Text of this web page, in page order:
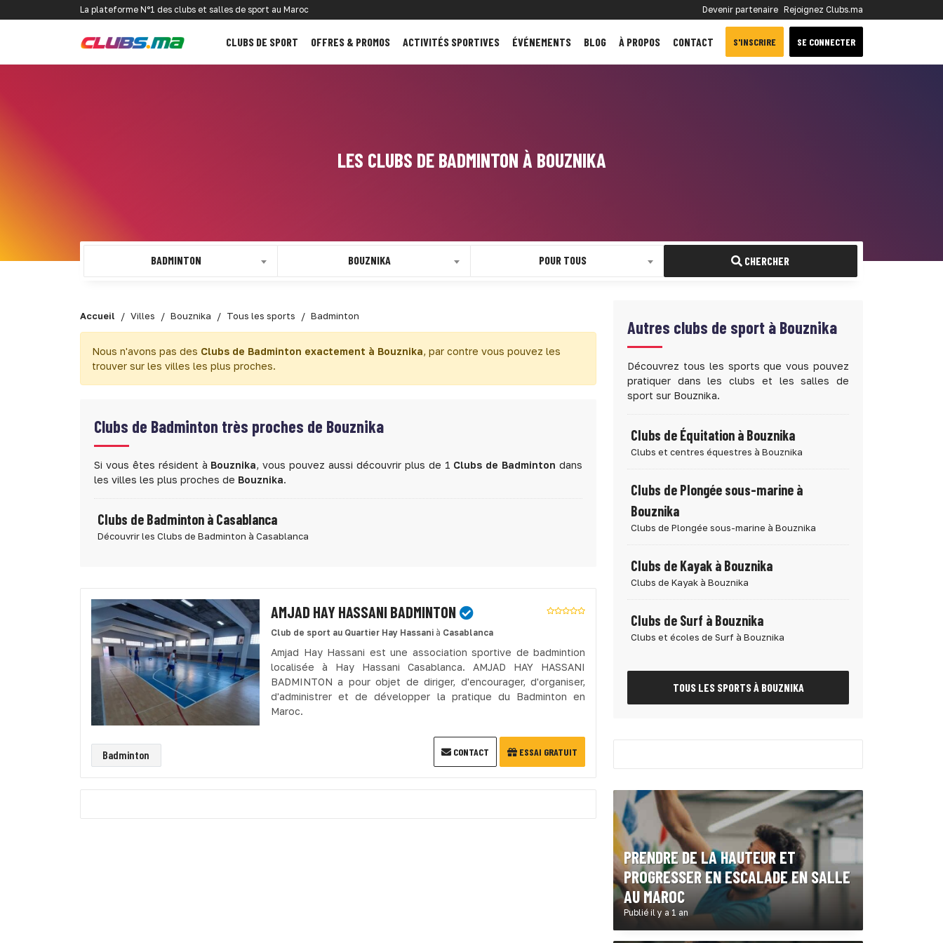
La plateforme N°1 des clubs et salles de sport au Maroc Devenir partenaire Rejoignez Clubs.ma
CLUBS DE SPORT OFFRES & PROMOS ACTIVITÉS SPORTIVES ÉVÉNEMENTS BLOG À PROPOS CONTACT S'INSCRIRE SE CONNECTER
LES CLUBS DE BADMINTON À BOUZNIKA
BADMINTON BOUZNIKA POUR TOUS CHERCHER
Accueil Villes Bouznika Tous les sports Badminton
Nous n'avons pas des Clubs de Badminton exactement à Bouznika, par contre vous pouvez les
trouver sur les villes les plus proches.
Clubs de Badminton très proches de Bouznika
Si vous êtes résident à Bouznika, vous pouvez aussi découvrir plus de 1 Clubs de Badminton dans
les villes les plus proches de Bouznika.
Clubs de Badminton à Casablanca
Découvrir les Clubs de Badminton à Casablanca
AMJAD HAY HASSANI BADMINTON
Club de sport au Quartier Hay Hassani à Casablanca
Amjad Hay Hassani est une association sportive de badmintion
localisée à Hay Hassani Casablanca. AMJAD HAY HASSANI
BADMINTON a pour objet de diriger, d'encourager, d'organiser,
d'administrer et de développer la pratique du Badminton en
Maroc.
Badminton CONTACT ESSAI GRATUIT
Autres clubs de sport à Bouznika
Découvrez tous les sports que vous pouvez
pratiquer dans les clubs et les salles de
sport sur Bouznika.
Clubs de Équitation à Bouznika
Clubs et centres équestres à Bouznika
Clubs de Plongée sous-marine à
Bouznika
Clubs de Plongée sous-marine à Bouznika
Clubs de Kayak à Bouznika
Clubs de Kayak à Bouznika
Clubs de Surf à Bouznika
Clubs et écoles de Surf à Bouznika
TOUS LES SPORTS À BOUZNIKA
PRENDRE DE LA HAUTEUR ET
PROGRESSER EN ESCALADE EN SALLE
AU MAROC
Publié il y a 1 an